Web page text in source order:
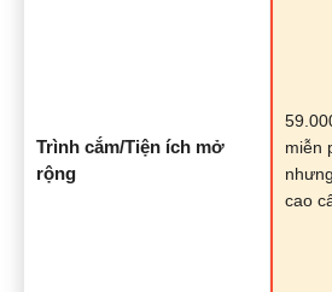
Trình cắm/Tiện ích mở
rộng
miễn
cao